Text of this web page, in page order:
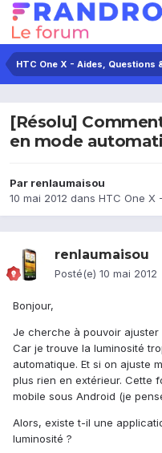
HTC One X - Aides, Questions
[Résolu]
en mode
Par renlaumaisou
10 mai 2012 dans HTC One X
renlaumaisou
Posté(e) 10 mai 2012
Bonjour,
Je cherche à pouvoir ajuster
Car je trouve la luminosité
automatique. Et si on ajuste
plus rien en extérieur. Cette
mobile sous Android (je
Alors, existe t-il une
luminosité ?